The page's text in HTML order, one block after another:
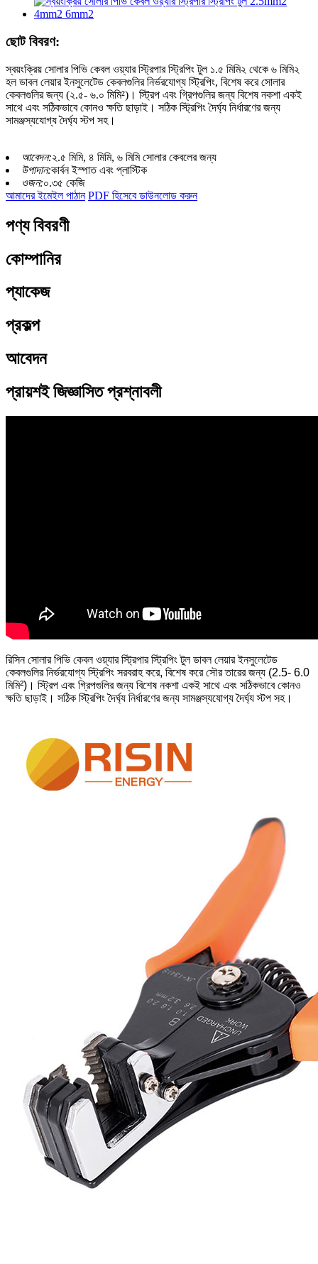
ছোট বিবরণ:
স্বয়ংক্রিয় সোলার পিভি কেবল ওয়্যার স্ট্রিপার স্ট্রিপিং টুল ১.৫ মিমি২ থেকে ৬ মিমি২
হল ডাবল লেয়ার ইনসুলেটেড কেবলগুলির নির্ভরযোগ্য স্ট্রিপিং, বিশেষ করে সোলার
কেবলগুলির জন্য (২.৫- ৬.০ মিমি²)। স্ট্রিপ এবং গ্রিপগুলির জন্য বিশেষ নকশা একই
সাথে এবং সঠিকভাবে কোনও ক্ষতি ছাড়াই। সঠিক স্ট্রিপিং দৈর্ঘ্য নির্ধারণের জন্য
সামঞ্জস্যযোগ্য দৈর্ঘ্য স্টপ সহ।
আবেদন:২.৫ মিমি, ৪ মিমি, ৬ মিমি সোলার কেবলের জন্য
উপাদান:কার্বন ইস্পাত এবং প্লাস্টিক
ওজন:০.৩৫ কেজি
আমাদের ইমেইল পাঠান PDF হিসেবে ডাউনলোড করুন
পণ্য বিবরণী
কোম্পানির
প্যাকেজ
প্রকল্প
আবেদন
প্রায়শই জিজ্ঞাসিত প্রশ্নাবলী
রিসিন সোলার পিভি কেবল ওয়্যার স্ট্রিপার স্ট্রিপিং টুল ডাবল লেয়ার ইনসুলেটেড
কেবলগুলির নির্ভরযোগ্য স্ট্রিপিং সরবরাহ করে, বিশেষ করে সৌর তারের জন্য (2.5- 6.0
মিমি²)। স্ট্রিপ এবং গ্রিপগুলির জন্য বিশেষ নকশা একই সাথে এবং সঠিকভাবে কোনও
ক্ষতি ছাড়াই। সঠিক স্ট্রিপিং দৈর্ঘ্য নির্ধারণের জন্য সামঞ্জস্যযোগ্য দৈর্ঘ্য স্টপ সহ।